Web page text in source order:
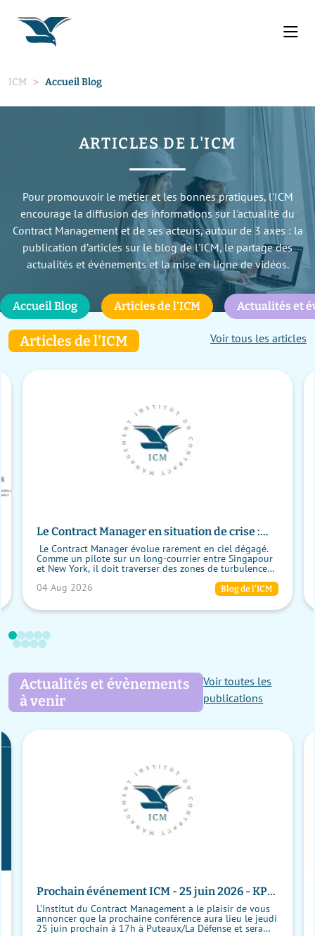
ICM Accueil Blog
ARTICLES DE L'ICM
Pour promouvoir le métier et les bonnes pratiques, l'ICM
encourage la diffusion des informations sur l'actualité du
Contract Management et de ses acteurs, autour de 3 axes : la
publication d’articles sur le blog de l'ICM, le partage des
actualités et événements et la mise en ligne de vidéos.
Accueil Blog Articles de l'ICM Actualités et
Articles de l'ICM Voir tous les articles
Le Contract Manager en situation de crise :
garder le cap malgré les turbulences
Le Contract Manager évolue rarement en ciel dégagé.
Comme un pilote sur un long-courrier entre Singapour
et New York, il doit traverser des zones de turbulence
04 Aug 2026 Blog de l'ICM
Actualités et évènements
à venir
Voir toutes les
publications
Prochain événement ICM - 25 juin 2026 - KPI
et Contract Management : Pour qui ? Pourquoi
? Retour d'expérience
L'Institut du Contract Management a le plaisir de vous
annoncer que la prochaine conférence aura lieu le jeudi
25 juin prochain à 17h à Puteaux/La Défense et sera